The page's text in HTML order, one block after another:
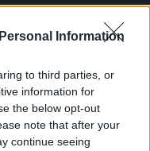
Information
to third parties, or
information for
the below opt-out
note that after your
continue seeing